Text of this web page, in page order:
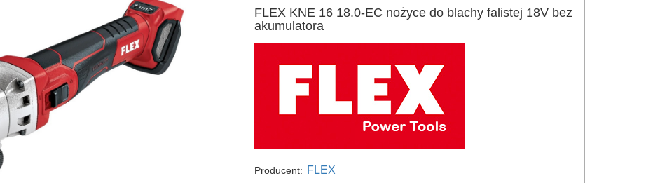
FLEX KNE 16 18.0-EC nożyce do blachy falistej 18V bez
akumulatora
Producent: FLEX